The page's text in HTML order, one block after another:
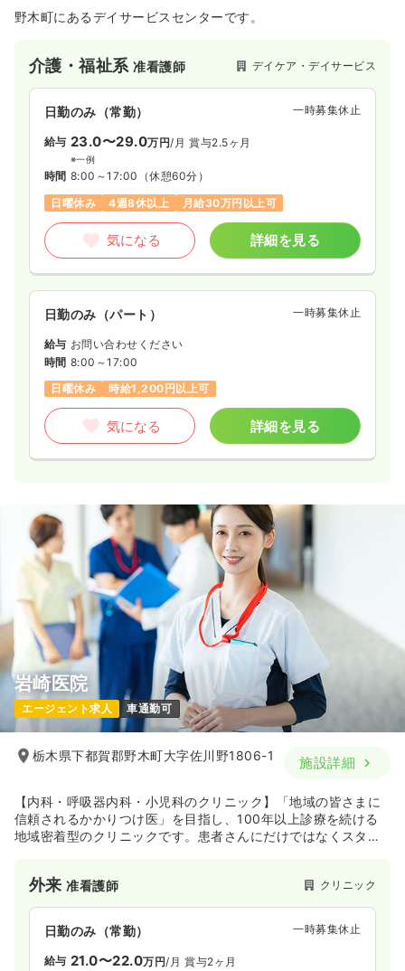
野木町にあるデイサービスセンターです。
介護・福祉系准看護師 デイケア・デイサービス
日勤のみ（常勤） 一時募集休止
給与 23.0〜29.0万円/月 賞与2.5ヶ月
※一例
時間 8:00～17:00 （休憩60分）
日曜休み
4週8休以上 月給30万円以上可
気になる 詳細を見る
日勤のみ（パート） 一時募集休止
給与 お問い合わせください
時間 8:00～17:00
日曜休み
時給1,200円以上可
気になる 詳細を見る
岩崎医院
エージェント求人 車通勤可
栃木県下都賀郡野木町大字佐川野1806-1 施設詳細
【内科・呼吸器内科・小児科のクリニック】「地域の皆さまに
信頼されるかかりつけ医」を目指し、100年以上診療を続ける
地域密着型のクリニックです。患者さんにだけではなくスタッ
外来准看護師 クリニック
日勤のみ（常勤） 一時募集休止
給与 21.0〜22.0万円/月 賞与2ヶ月